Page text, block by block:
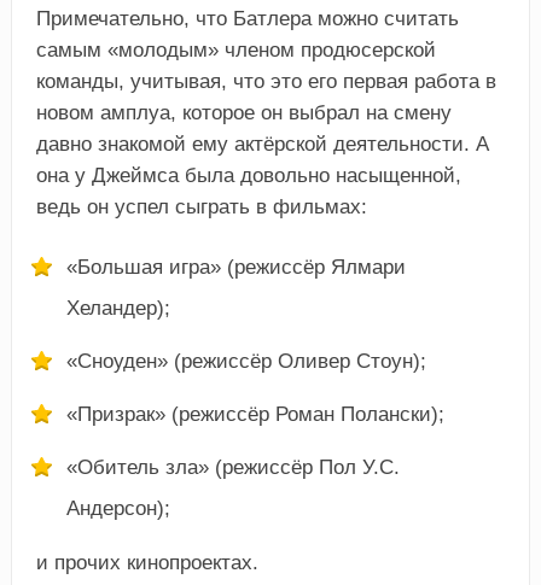
Примечательно, что Батлера можно считать
самым «молодым» членом продюсерской
команды, учитывая, что это его первая работа в
новом амплуа, которое он выбрал на смену
давно знакомой ему актёрской деятельности. А
она у Джеймса была довольно насыщенной,
ведь он успел сыграть в фильмах:
«Большая игра» (режиссёр Ялмари
Хеландер);
«Сноуден» (режиссёр Оливер Стоун);
«Призрак» (режиссёр Роман Полански);
«Обитель зла» (режиссёр Пол У.С.
Андерсон);
и прочих кинопроектах.